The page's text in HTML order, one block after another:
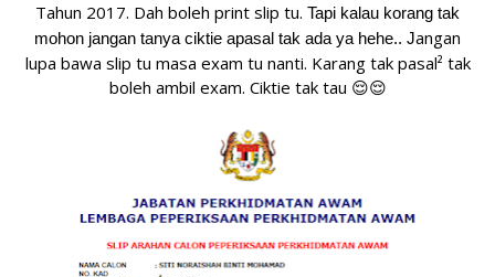
Tahun 2017. Dah boleh print slip tu. Tapi kalau korang tak
mohon jangan tanya ciktie apasal tak ada ya hehe.. Jangan
lupa bawa slip tu masa exam tu nanti. Karang tak pasal² tak
boleh ambil exam. Ciktie tak tau 😌😌